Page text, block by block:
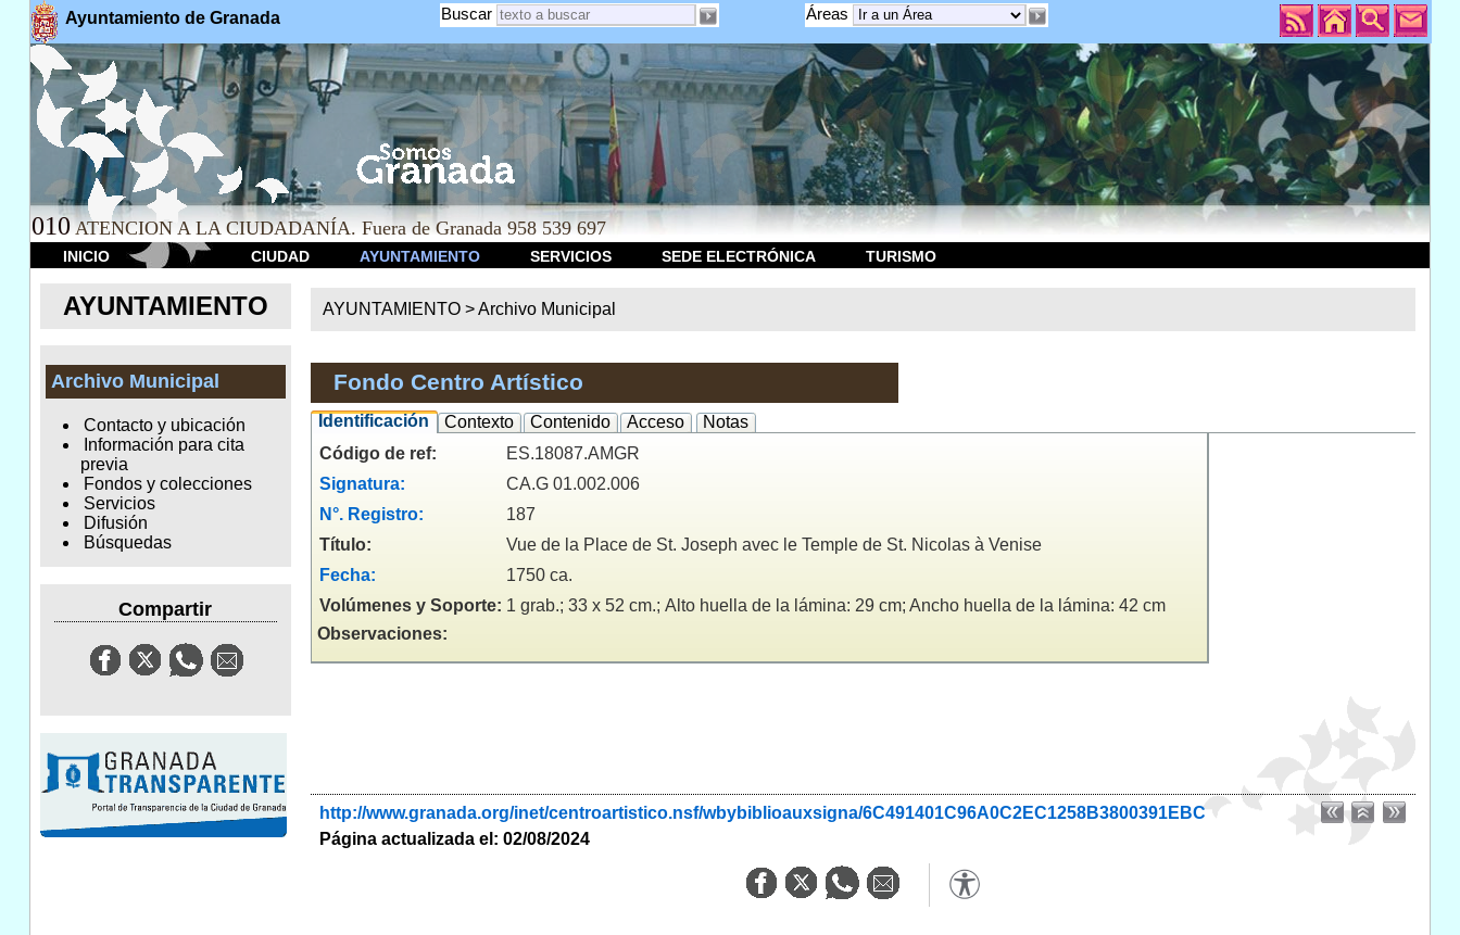
Ayuntamiento de Granada Áreas
Buscar
010 ATENCION A LA CIUDADANÍA. Fuera de Granada 958 539 697
INICIO CIUDAD AYUNTAMIENTO SERVICIOS SEDE ELECTRÓNICA TURISMO
AYUNTAMIENTO
Archivo Municipal
Contacto y ubicación
Información para cita
previa
Fondos y colecciones
Servicios
Difusión
Búsquedas
Compartir
AYUNTAMIENTO >Archivo Municipal
Fondo Centro Artístico
Identificación Contexto Contenido Acceso
Notas
Código de ref:
ES.18087.AMGR
Signatura:
CA.G 01.002.006
N°. Registro:
187
Título:
Vue de la Place de St. Joseph avec le Temple de St. Nicolas à Venise
Fecha:
1750 ca.
Volúmenes y Soporte: 1 grab.; 33 x 52 cm.; Alto huella de la lámina: 29 cm; Ancho huella de la lámina: 42 cm
Observaciones:
http://www.granada.org/inet/centroartistico.nsf/wbybiblioauxsigna/6C491401C96A0C2EC1258B3800391EBC
Página actualizada el: 02/08/2024